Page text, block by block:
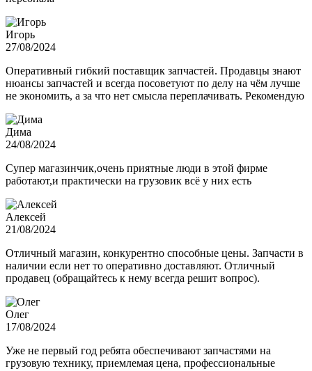
Игорь
27/08/2024
Оперативный гибкий поставщик запчастей. Продавцы знают
нюансы запчастей и всегда посоветуют по делу на чём лучше
не экономить, а за что нет смысла переплачивать. Рекомендую
Дима
24/08/2024
Супер магазинчик,очень приятные люди в этой фирме
работают,и практически на грузовик всё у них есть
Алексей
21/08/2024
Отличный магазин, конкурентно способные цены. Запчасти в
наличии если нет то оперативно доставляют. Отличный
продавец (обращайтесь к нему всегда решит вопрос).
Олег
17/08/2024
Уже не первый год ребята обеспечивают запчастями на
грузовую технику, приемлемая цена, профессиональные